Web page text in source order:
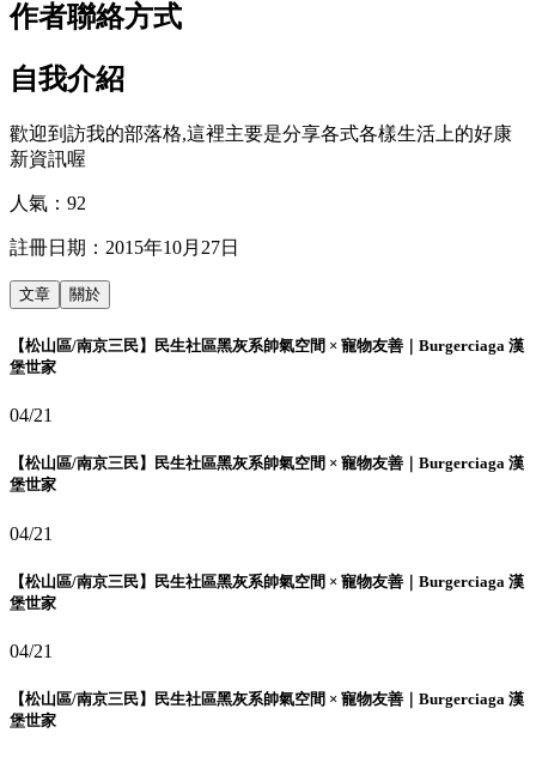
作者聯絡方式
自我介紹
歡迎到訪我的部落格,這裡主要是分享各式各樣生活上的好康
新資訊喔
人氣： 92
註冊日期： 2015年10月27日
文章 關於
【松山區/南京三民】民生社區黑灰系帥氣空間 × 寵物友善｜Burgerciaga 漢
堡世家
04/21
【松山區/南京三民】民生社區黑灰系帥氣空間 × 寵物友善｜Burgerciaga 漢
堡世家
04/21
【松山區/南京三民】民生社區黑灰系帥氣空間 × 寵物友善｜Burgerciaga 漢
堡世家
04/21
【松山區/南京三民】民生社區黑灰系帥氣空間 × 寵物友善｜Burgerciaga 漢
堡世家